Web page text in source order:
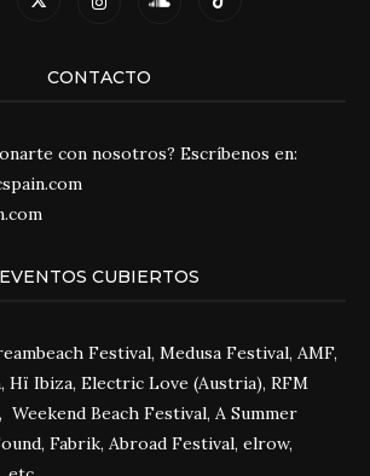
CONTACTO
con nosotros? Escríbenos en:
EVENTOS CUBIERTOS
Festival, Medusa Festival, AMF,
Hï Ibiza, Electric Love (Austria), RFM
Beach Festival, A Summer
Fabrik, Abroad Festival, elrow,